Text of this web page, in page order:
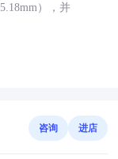
），并
咨询 进店